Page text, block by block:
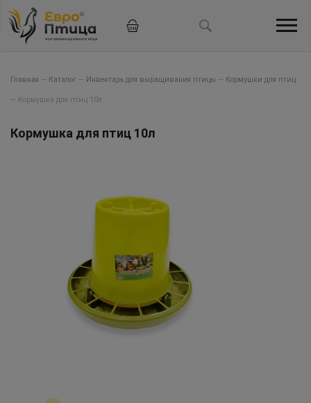
Главная — Каталог — Инвентарь для выращивания птицы — Кормушки для птиц
— Кормушка для птиц 10л
Кормушка для птиц 10л